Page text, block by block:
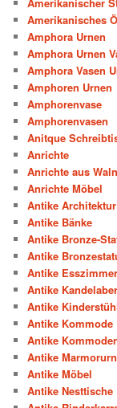
Amerikanisches
Amphora Urnen
Amphora Urnen
Amphora Vasen
Amphoren Urnen
Amphorenvase
Amphorenvasen
Anitque
Anrichte
Anrichte aus
Anrichte Möbel
Antike Architektur
Antike Bänke
Antike Bronze-
Antike
Antike
Antike Kandelaber
Antike
Antike Kommode
Antike
Antike
Antike Möbel
Antike Nesttische